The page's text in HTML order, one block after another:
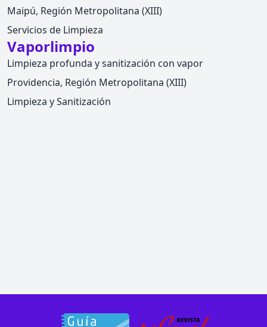
Maipú, Región Metropolitana (XIII)
Servicios de Limpieza
Vaporlimpio
Limpieza profunda y sanitización con vapor
Providencia, Región Metropolitana (XIII)
Limpieza y Sanitización